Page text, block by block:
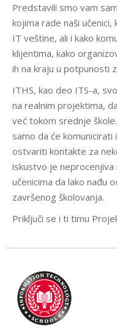
Predstavili smo vam
kojima rade naši učenici,
IT veštine, ali i kako
klijentima, kako
ih na kraju u potpunosti
ITHS, kao deo ITS-a,
na realnim projektima,
već tokom srednje
samo da će
ostvariti kontakte za
iskustvo je neprocenjiva
učenicima da lako nađu
završenog školovanja.
Priključi se i ti timu